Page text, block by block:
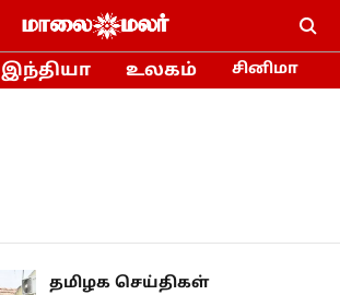
இந்தியா உலகம் சினிமா
தமிழக செய்திகள்